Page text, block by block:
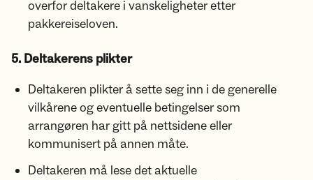
overfor deltakere i vanskeligheter etter
pakkereiseloven.
5. Deltakerens plikter
Deltakeren plikter å sette seg inn i de generelle
vilkårene og eventuelle betingelser som
arrangøren har gitt på nettsidene eller
kommunisert på annen måte.
Deltakeren må lese det aktuelle